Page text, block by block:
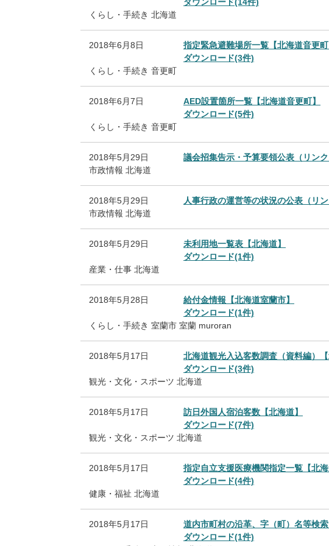
くらし・手続き 北海道
2018年6月8日
指定緊急避難場所一覧【北海道音更町
ダウンロード(3件)
くらし・手続き 音更町
2018年6月7日
AED設置箇所一覧【北海道音更町】
ダウンロード(5件)
くらし・手続き 音更町
2018年5月29日
議会招集告示・予算要領公表（リンク
市政情報 北海道
2018年5月29日
人事行政の運営等の状況の公表（リ
市政情報 北海道
2018年5月29日
未利用地一覧表【北海道】
ダウンロード(1件)
産業・仕事 北海道
2018年5月28日
給付金情報【北海道室蘭市】
ダウンロード(1件)
くらし・手続き 室蘭市 室蘭 muroran
2018年5月17日
北海道観光入込客数調査（資料編）【
ダウンロード(3件)
観光・文化・スポーツ 北海道
2018年5月17日
訪日外国人宿泊客数【北海道】
ダウンロード(7件)
観光・文化・スポーツ 北海道
2018年5月17日
指定自立支援医療機関指定一覧【北海
ダウンロード(4件)
健康・福祉 北海道
2018年5月17日
道内市町村の沿革、字（町）名等検索
ダウンロード(1件)